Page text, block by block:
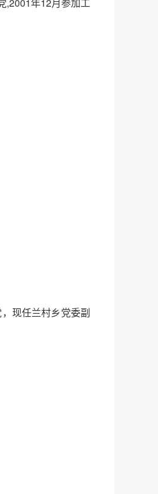
,2001年12月参加工
现任兰村乡党委副